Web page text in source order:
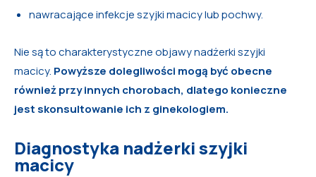
nawracające infekcje szyjki macicy lub pochwy.
Nie są to charakterystyczne objawy nadżerki szyjki
macicy. Powyższe dolegliwości mogą być obecne
również przy innych chorobach, dlatego konieczne
jest skonsultowanie ich z ginekologiem.
Diagnostyka nadżerki szyjki
macicy